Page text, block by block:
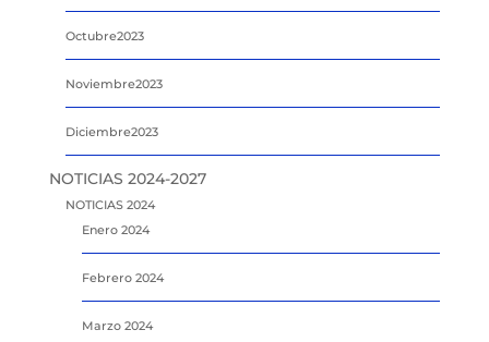
Octubre2023
Noviembre2023
Diciembre2023
NOTICIAS 2024-2027
NOTICIAS 2024
Enero 2024
Febrero 2024
Marzo 2024